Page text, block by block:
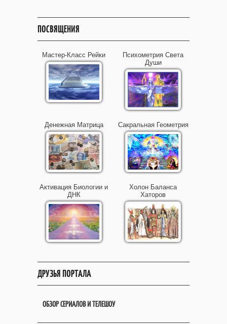
ПОСВЯЩЕНИЯ
Мастер-Класс Рейки
Психометрия Света
Души
Денежная Матрица Сакральная Геометрия
Активация Биологии и
ДНК
Холон Баланса
Хаторов
ДРУЗЬЯ ПОРТАЛА
ОБЗОР СЕРИАЛОВ И ТЕЛЕШОУ